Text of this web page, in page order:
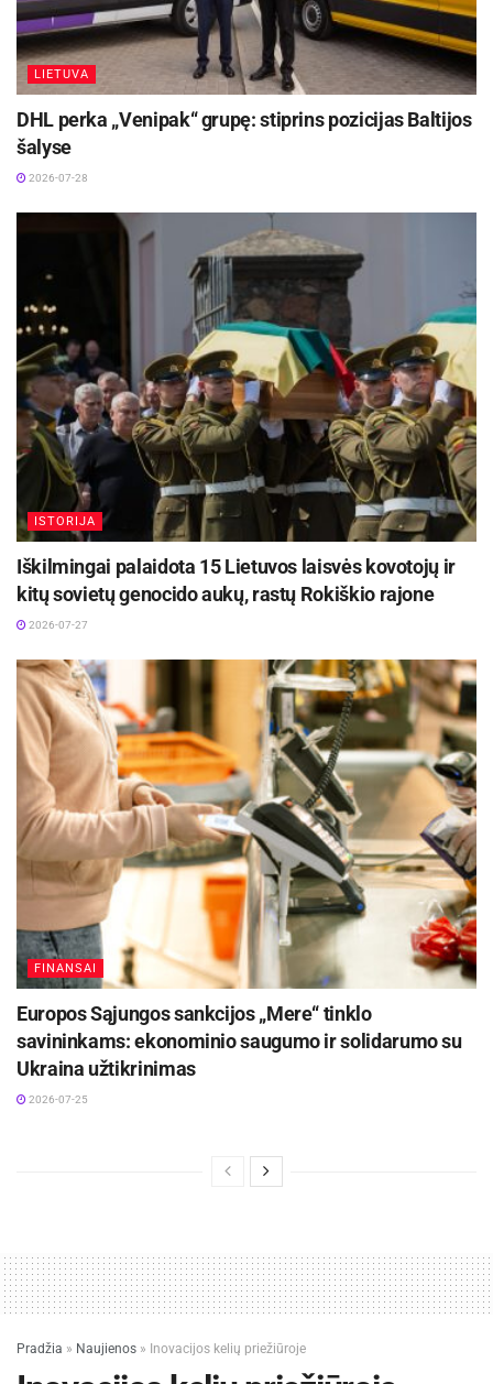
LIETUVA
DHL perka „Venipak“ grupę: stiprins pozicijas Baltijos
šalyse
2026-07-28
ISTORIJA
Iškilmingai palaidota 15 Lietuvos laisvės kovotojų ir
kitų sovietų genocido aukų, rastų Rokiškio rajone
2026-07-27
FINANSAI
Europos Sąjungos sankcijos „Mere“ tinklo
savininkams: ekonominio saugumo ir solidarumo su
Ukraina užtikrinimas
2026-07-25
Pradžia » Naujienos » Inovacijos kelių priežiūroje